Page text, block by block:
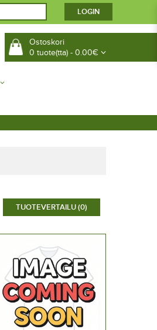
Ostoskori
0 tuote(tta) - 0.00€
TUOTEVERTAILU (0)